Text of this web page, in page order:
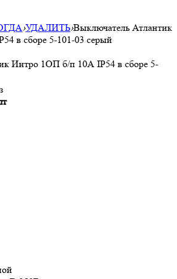
›УДАЛИТЬ›Выключатель Атлантик
в сборе 5-101-03 серый
Интро 1ОП б/п 10А IP54 в сборе 5-